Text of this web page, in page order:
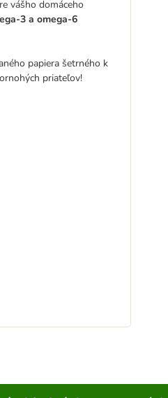
vášho domáceho
3 a omega-6
papiera šetrného k
priateľov!